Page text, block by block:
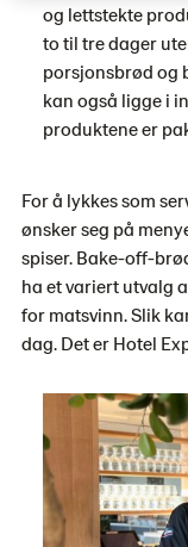
og lettstekte
to til tre dager
porsjonsbrød og
kan også ligge i
produktene er
For å lykkes som
ønsker seg på
spiser. Bake-off-
ha et variert utvalg
for matsvinn. Slik
dag. Det er Hotel